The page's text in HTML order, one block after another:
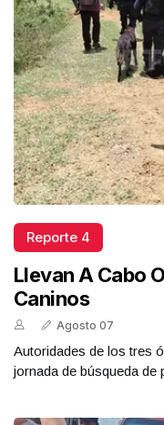
Reporte 4
Llevan A Cabo
Caninos
Agosto 07
Autoridades de los tres
jornada de búsqueda de